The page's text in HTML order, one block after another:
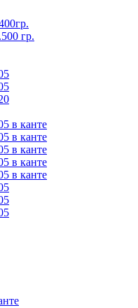
гр.
в канте
в канте
в канте
в канте
в канте